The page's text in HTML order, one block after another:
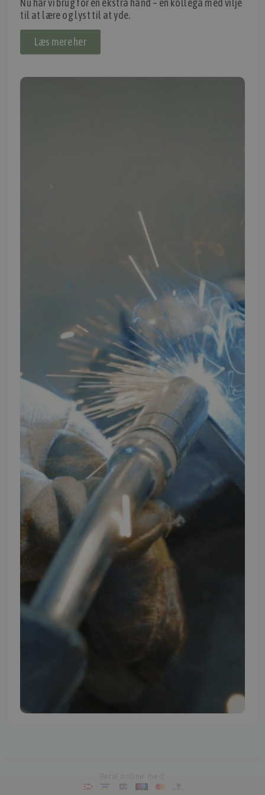
Thomas Møller Pedersen Aps.
Elmevej 18, Glyngøre 7870 Roslev
info@tmp.dk
CVR: 29625425
Artikler
TMP Historie
Cookie og Privatlivspolitik
Salgs- og leveringsbetingelser
Vores brands
09:00 - 16:00
09:00 - 15:30
Lukket
FØLG TMP
Youtube
Instagram
TMP BRAND SHOPS
Nu har vi brug for en ekstra hånd – en kollega med vilje
til at lære og lyst til at yde.
Læs mere her